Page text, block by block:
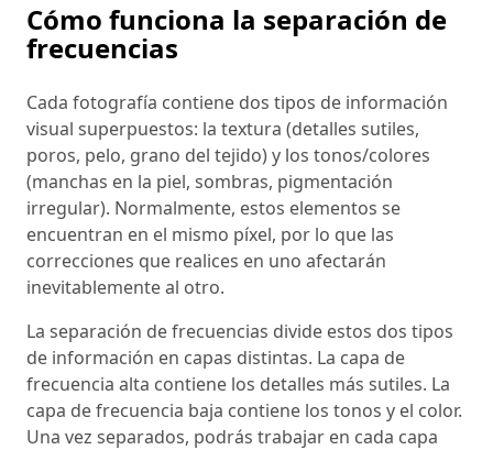
Cómo funciona la separación de
frecuencias
Cada fotografía contiene dos tipos de información
visual superpuestos: la textura (detalles sutiles,
poros, pelo, grano del tejido) y los tonos/colores
(manchas en la piel, sombras, pigmentación
irregular). Normalmente, estos elementos se
encuentran en el mismo píxel, por lo que las
correcciones que realices en uno afectarán
inevitablemente al otro.
La separación de frecuencias divide estos dos tipos
de información en capas distintas. La capa de
frecuencia alta contiene los detalles más sutiles. La
capa de frecuencia baja contiene los tonos y el color.
Una vez separados, podrás trabajar en cada capa